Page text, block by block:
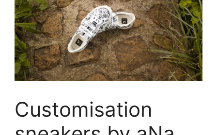
Customisation